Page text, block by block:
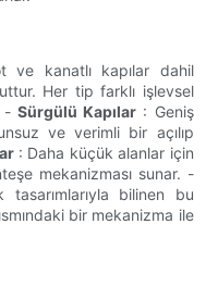
ve kanatlı kapılar dahil
Her tip farklı işlevsel
- Sürgülü Kapılar : Geniş
ve verimli bir açılıp
: Daha küçük alanlar için
mekanizması sunar. -
bilinen bu
bir mekanizma ile